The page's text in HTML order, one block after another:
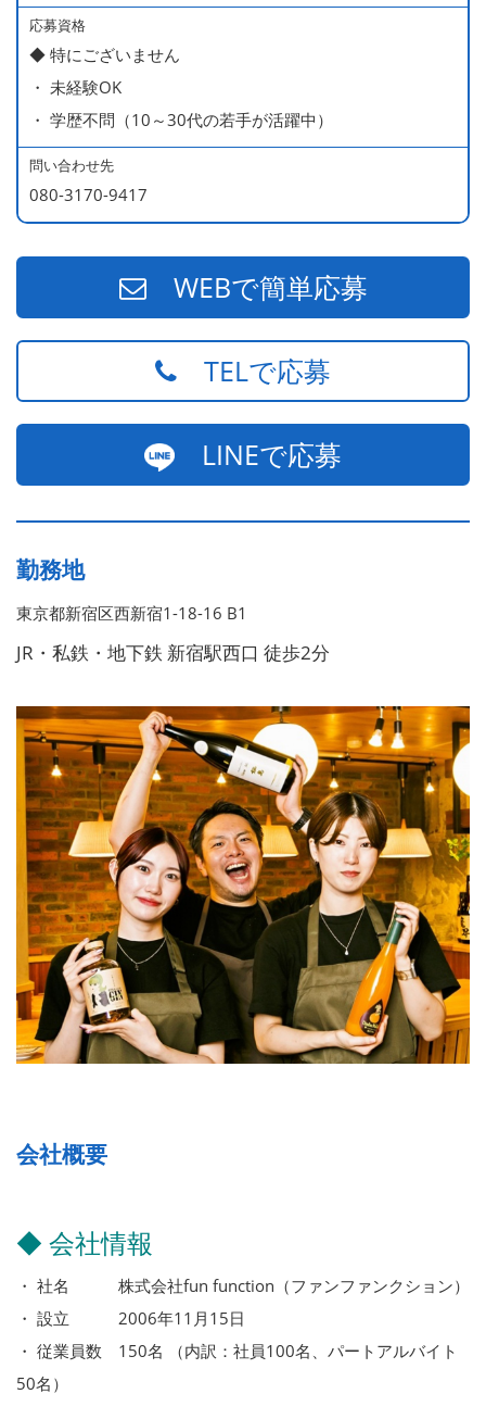
応募資格
◆ 特にございません
・ 未経験OK
・ 学歴不問（10～30代の若手が活躍中）
問い合わせ先
080-3170-9417
WEBで簡単応募
TELで応募
LINEで応募
勤務地
東京都新宿区西新宿1-18-16 B1
JR・私鉄・地下鉄 新宿駅西口 徒歩2分
会社概要
◆ 会社情報
・ 社名 株式会社fun function（ファンファンクション）
・ 設立 2006年11月15日
・ 従業員数 150名 （内訳：社員100名、パートアルバイト
50名）